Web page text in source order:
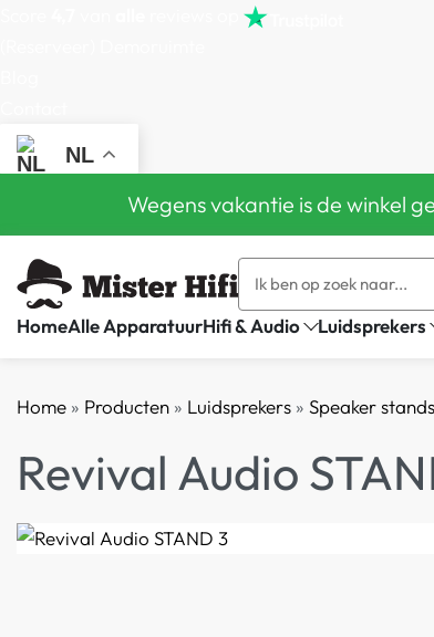
NL
Wegens vakantie is de winkel
HomeAlle ApparatuurHifi & Audio Luidsprekers
Home » Producten » Luidsprekers » Speaker stands
Revival Audio